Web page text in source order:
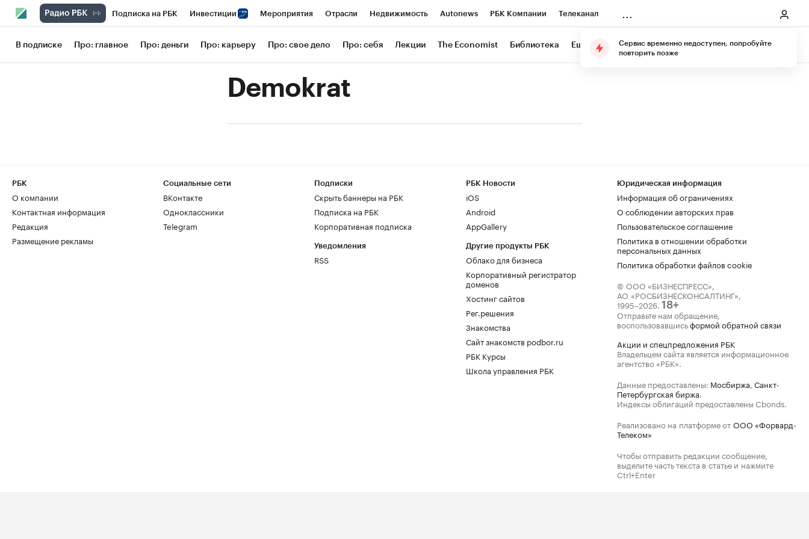
Подписка на РБК Инвестиции Мероприятия Отрасли Недвижимость Autonews РБК Компании Телеканал
РБК Вино Школа управления РБК РБК Образование РБК Курсы РБК Life Тренды Визионеры
Франшизы Газета Спецпроекты СПб
Политика Экономика Бизнес Технологии и медиа Финансы Рынок наличной валюты
В подписке Про: главное Про: деньги Про: карьеру Про: свое дело Про: себя Лекции The Economist Библиотека Еще Подарите подписку
Demokrat
РБК
О компании
Контактная информация
Редакция
Размещение рекламы
Социальные сети
ВКонтакте
Одноклассники
Telegram
Подписки
Скрыть баннеры на РБК
Подписка на РБК
Корпоративная подписка
Уведомления
RSS
РБК Новости
iOS
Android
AppGallery
Другие продукты РБК
Облако для бизнеса
Корпоративный регистратор
доменов
Хостинг сайтов
Рег.решения
Знакомства
Сайт знакомств podbor.ru
РБК Курсы
Школа управления РБК
Юридическая информация
Информация об ограничениях
О соблюдении авторских прав
Пользовательское соглашение
Политика в отношении обработки
персональных данных
Политика обработки файлов cookie
© ООО «БИЗНЕСПРЕСС»,
АО «РОСБИЗНЕСКОНСАЛТИНГ»,
1995–2026. 18+
Отправьте нам обращение,
воспользовавшисьформой обратной связи
Акции и спецпредложения РБК
Владельцем сайта является информационное
агентство «РБК».
Данные предоставлены: Мосбиржа, Санкт-
Петербургская биржа.
Индексы облигаций предоставлены Cbonds.
Реализовано на платформе от ООО «Форвард-
Телеком»
Чтобы отправить редакции сообщение,
выделите часть текста в статье и нажмите
Ctrl+Enter
Сервис временно недоступен, попробуйте
повторить позже